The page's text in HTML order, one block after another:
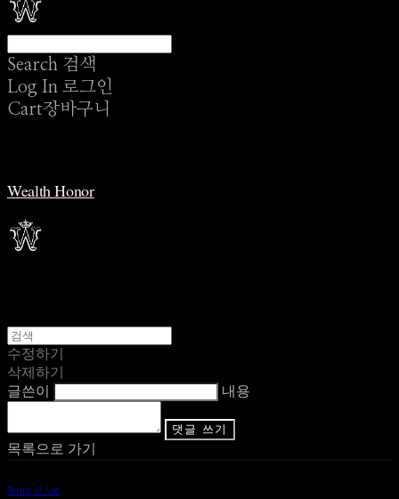
Search 검색
Log In 로그인
Cart장바구니
Wealth Honor
수정하기
삭제하기
글쓴이
내용
댓글 쓰기
목록으로 가기
Terms of Use